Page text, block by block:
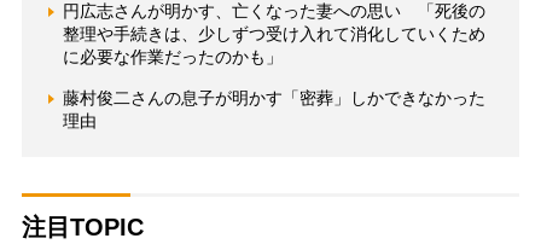
円広志さんが明かす、亡くなった妻への思い 「死後の
整理や手続きは、少しずつ受け入れて消化していくため
に必要な作業だったのかも」
藤村俊二さんの息子が明かす「密葬」しかできなかった
理由
注目TOPIC